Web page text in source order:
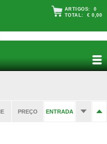
ARTIGOS: 0
TOTAL: € 0,00
PREÇO ENTRADA